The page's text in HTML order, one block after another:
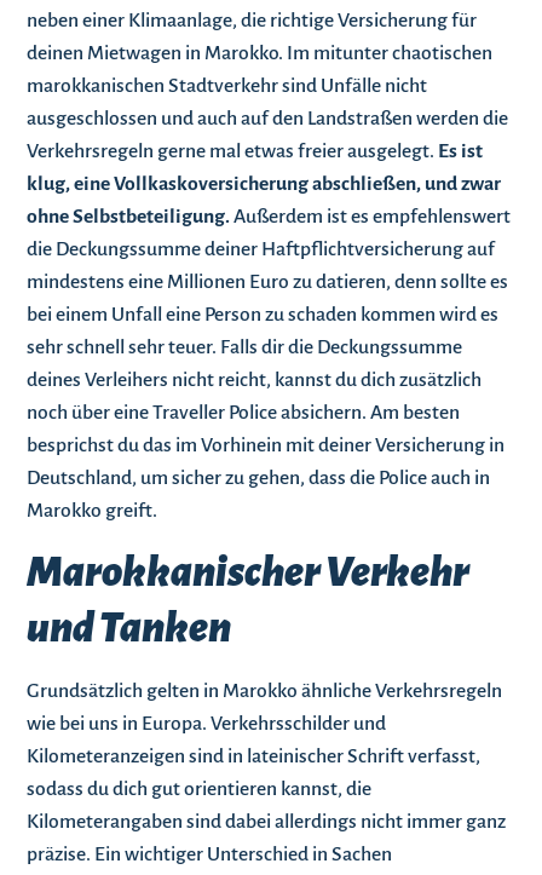
neben einer Klimaanlage, die richtige Versicherung für
deinen Mietwagen in Marokko. Im mitunter chaotischen
marokkanischen Stadtverkehr sind Unfälle nicht
ausgeschlossen und auch auf den Landstraßen werden die
Verkehrsregeln gerne mal etwas freier ausgelegt. Es ist
klug, eine Vollkaskoversicherung abschließen, und zwar
ohne Selbstbeteiligung.Außerdem ist es empfehlenswert
die Deckungssumme deiner Haftpflichtversicherung auf
mindestens eine Millionen Euro zu datieren, denn sollte es
bei einem Unfall eine Person zu schaden kommen wird es
sehr schnell sehr teuer. Falls dir die Deckungssumme
deines Verleihers nicht reicht, kannst du dich zusätzlich
noch über eine Traveller Police absichern. Am besten
besprichst du das im Vorhinein mit deiner Versicherung in
Deutschland, um sicher zu gehen, dass die Police auch in
Marokko greift.
Marokkanischer Verkehr
und Tanken
Grundsätzlich gelten in Marokko ähnliche Verkehrsregeln
wie bei uns in Europa. Verkehrsschilder und
Kilometeranzeigen sind in lateinischer Schrift verfasst,
sodass du dich gut orientieren kannst, die
Kilometerangaben sind dabei allerdings nicht immer ganz
präzise. Ein wichtiger Unterschied in Sachen